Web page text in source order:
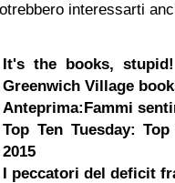
interessarti
It's the books,
Greenwich Village
Anteprima:Fammi
Top Ten Tuesday:
2015
I peccatori del deficit